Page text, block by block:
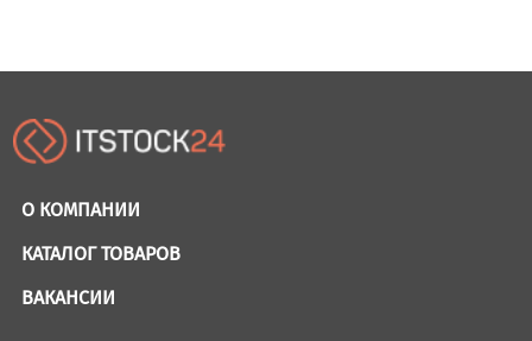
О КОМПАНИИ
КАТАЛОГ ТОВАРОВ
ВАКАНСИИ